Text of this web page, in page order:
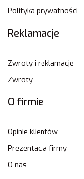
Polityka prywatności
Reklamacje
Zwroty i reklamacje
Zwroty
O firmie
Opinie klientów
Prezentacja firmy
O nas